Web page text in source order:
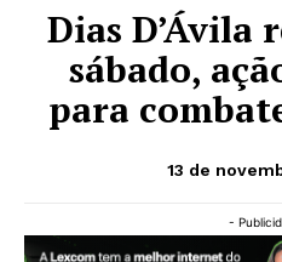
Dias D’Ávila
sábado,
para
13 de
-